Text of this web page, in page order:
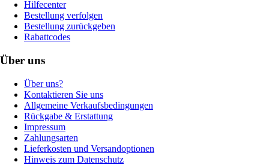
Hilfecenter
Bestellung verfolgen
Bestellung zurückgeben
Rabattcodes
Über uns
Über uns?
Kontaktieren Sie uns
Allgemeine Verkaufsbedingungen
Rückgabe & Erstattung
Impressum
Zahlungsarten
Lieferkosten und Versandoptionen
Hinweis zum Datenschutz